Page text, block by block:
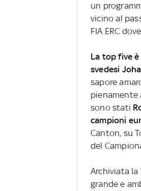
un
vicino al
FIA ERC
La top five
svedesi
sapore
pienamente
sono stati
campioni
Canton, su
del
Archiviata la
grande e